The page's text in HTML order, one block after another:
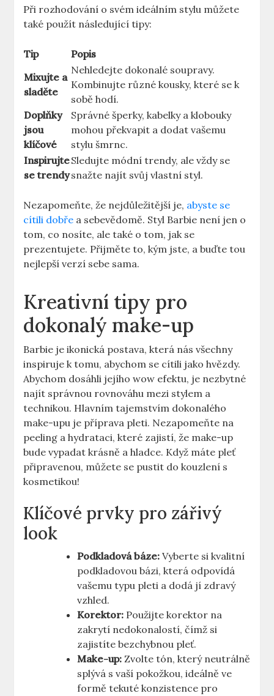
Při rozhodování o svém ideálním stylu můžete
také použít následující tipy:
Tip
Popis
Mixujte a
sladěte
Nehledejte dokonalé soupravy.
Kombinujte různé kousky, které se k
sobě hodí.
Doplňky
jsou
klíčové
Správné šperky, kabelky a klobouky
mohou překvapit a dodat vašemu
stylu šmrnc.
Inspirujte
se trendy
Sledujte módní trendy, ale vždy se
snažte najít svůj vlastní styl.
Nezapomeňte, že nejdůležitější je, abyste se
cítili dobře a sebevědomě. Styl Barbie není jen o
tom, co nosíte, ale také o tom, jak se
prezentujete. Přijměte to, kým jste, a buďte tou
nejlepší verzí sebe sama.
Kreativní tipy pro
dokonalý make-up
Barbie je ikonická postava, která nás všechny
inspiruje k tomu, abychom se cítili jako hvězdy.
Abychom dosáhli jejího wow efektu, je nezbytné
najít správnou rovnováhu mezi stylem a
technikou. Hlavním tajemstvím dokonalého
make-upu je příprava pleti. Nezapomeňte na
peeling a hydrataci, které zajistí, že make-up
bude vypadat krásně a hladce. Když máte pleť
připravenou, můžete se pustit do kouzlení s
kosmetikou!
Klíčové prvky pro zářivý
look
Podkladová báze: Vyberte si kvalitní
podkladovou bázi, která odpovídá
vašemu typu pleti a dodá jí zdravý
vzhled.
Korektor: Použijte korektor na
zakrytí nedokonalostí, čímž si
zajistíte bezchybnou pleť.
Make-up: Zvolte tón, který neutrálně
splývá s vaší pokožkou, ideálně ve
formě tekuté konzistence pro